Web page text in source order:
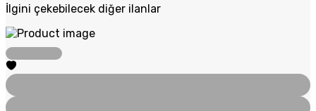
İlgini çekebilecek diğer ilanlar